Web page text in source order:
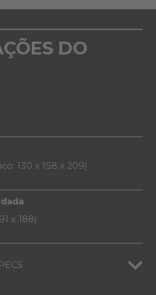
DO
130 x 158 x 209)
x 188)